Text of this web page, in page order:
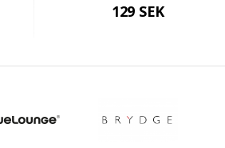
129 SEK